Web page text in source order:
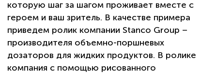
которую шаг за шагом проживает вместе с
героем и ваш зритель. В качестве примера
приведем ролик компании Stanco Group –
производителя объемно-поршневых
дозаторов для жидких продуктов. В ролике
компания с помощью рисованного